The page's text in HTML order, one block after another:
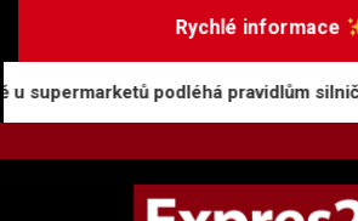
Rychlé informace
podléhá pravidlům silničního provozu